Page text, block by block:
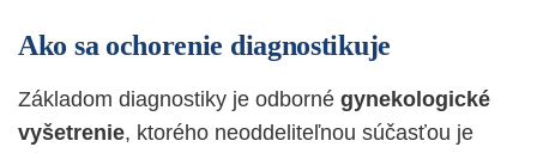
Ako sa ochorenie diagnostikuje
Základom diagnostiky je odborné gynekologické
vyšetrenie, ktorého neoddeliteľnou súčasťou je